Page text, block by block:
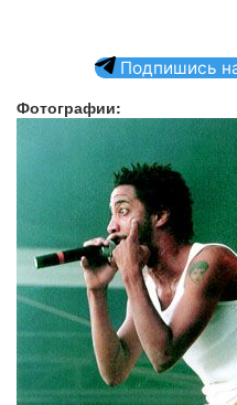
Подпишись
Фотографии: